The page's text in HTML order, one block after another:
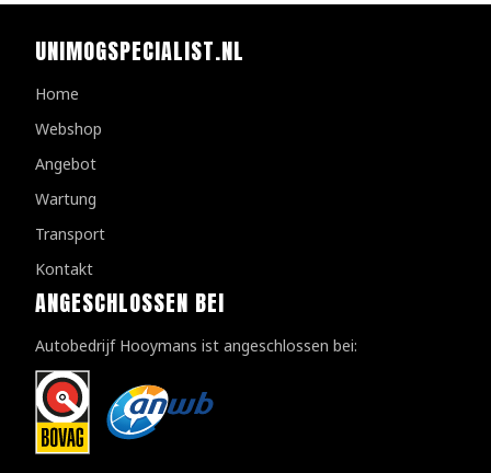
UNIMOGSPECIALIST.NL
Home
Webshop
Angebot
Wartung
Transport
Kontakt
ANGESCHLOSSEN BEI
Autobedrijf Hooymans ist angeschlossen bei: